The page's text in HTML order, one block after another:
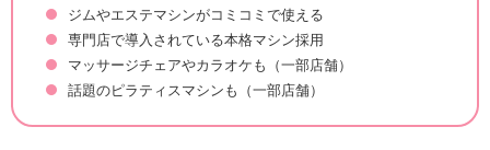
ジムやエステマシンがコミコミで使える
専門店で導入されている本格マシン採用
マッサージチェアやカラオケも（一部店舗）
話題のピラティスマシンも（一部店舗）